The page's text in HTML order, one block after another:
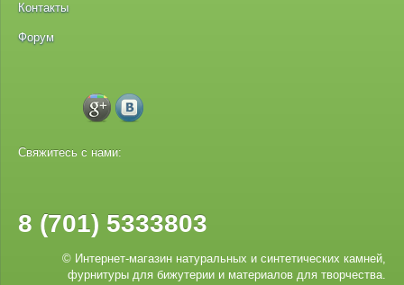
Контакты
Форум
Свяжитесь с нами:
8 (701) 5333803
© Интернет-магазин натуральных и синтетических камней,
фурнитуры для бижутерии и материалов для творчества.